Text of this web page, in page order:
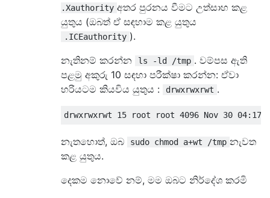
.Xauthority අතර පුරනය වීමට උත්සාහ කළ
යුතුය (ඔබත් ඒ සඳහාම කළ යුතුය
.ICEauthority ).
නැතිනම් කරන්න
ls -ld /tmp . වම්පස ඇති
පළමු අකුරු 10 සඳහා පරීක්ෂා කරන්න: ඒවා
හරියටම කියවිය යුතුය :
drwxrwxrwt .
නැතහොත්, ඔබ sudo chmod a+wt /tmp නැවත
කළ යුතුය.
දෙකම නොවේ නම්, මම ඔබට නිර්දේශ කරමි